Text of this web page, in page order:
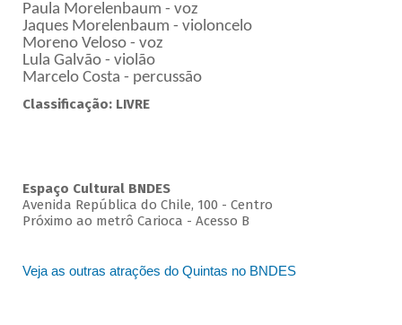
Paula Morelenbaum - voz
Jaques Morelenbaum - violoncelo
Moreno Veloso - voz
Lula Galvão - violão
Marcelo Costa - percussão
Classificação: LIVRE
Espaço Cultural BNDES
Avenida República do Chile, 100 - Centro
Próximo ao metrô Carioca - Acesso B
Veja as outras atrações do Quintas no BNDES